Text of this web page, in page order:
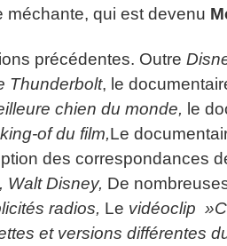
méchante, qui est devenu
précédentes. Outre
Thunderbolt, le
chien du monde, le
of du film,Le
des correspondances
Walt Disney, De
radios, Le vidéoclip
et versions différentes